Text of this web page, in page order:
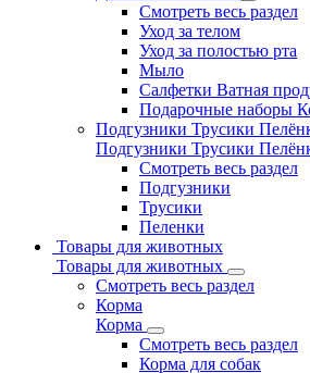
Смотреть весь раздел
Уход за телом
Уход за полостью рта
Мыло
Салфетки Ватная
Подарочные наборы
Подгузники Трусики
Подгузники Трусики
Смотреть весь раздел
Подгузники
Трусики
Пеленки
Товары для животных
Товары для животных
Смотреть весь раздел
Корма
Корма
Смотреть весь раздел
Корма для собак